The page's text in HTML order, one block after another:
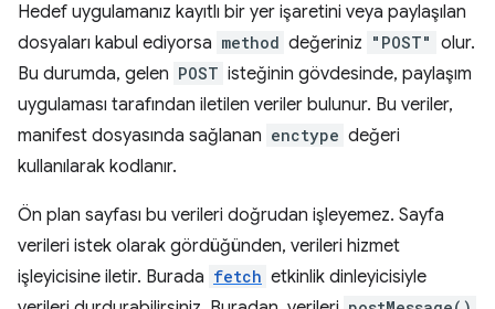
Hedef uygulamanız kayıtlı bir yer işaretini veya paylaşılan
dosyaları kabul ediyorsa method değeriniz "POST" olur.
Bu durumda, gelen POST isteğinin gövdesinde, paylaşım
uygulaması tarafından iletilen veriler bulunur. Bu veriler,
manifest dosyasında sağlanan enctype değeri
kullanılarak kodlanır.
Ön plan sayfası bu verileri doğrudan işleyemez. Sayfa
verileri istek olarak gördüğünden, verileri hizmet
işleyicisine iletir. Burada fetch etkinlik dinleyicisiyle